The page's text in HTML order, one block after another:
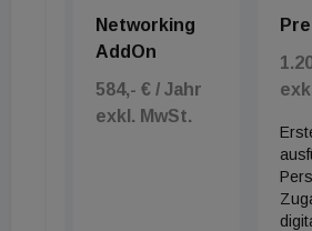
Strabag - mehr als doppelt so
Nur kurz nach den Porr-Zahlen
die Strabag SE ihre
Geschäftsjahr 2018 lagen nicht
Auftragsbestand auf dem
Konzerngeschichte, sondern auch
Networking
AddOn
584,- € / Jahr
exkl. MwSt.